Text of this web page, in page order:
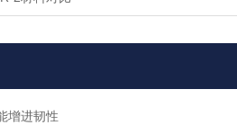
增进韧性